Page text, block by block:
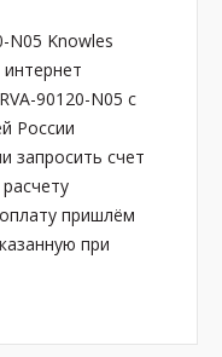
N05 Knowles
90120-N05 с
России
запросить счет
пришлём
при